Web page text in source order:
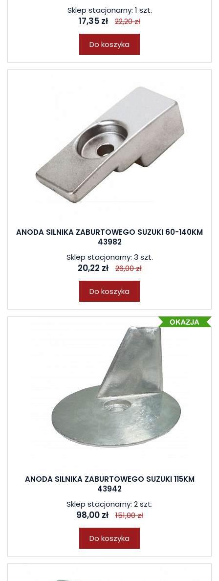
Sklep stacjonarny: 1 szt.
17,35 zł 22,20 zł
Do koszyka
ANODA SILNIKA ZABURTOWEGO SUZUKI 60-140KM
43982
Sklep stacjonarny: 3 szt.
20,22 zł 26,00 zł
Do koszyka
ANODA SILNIKA ZABURTOWEGO SUZUKI 115KM
43942
Sklep stacjonarny: 2 szt.
98,00 zł 151,00 zł
Do koszyka